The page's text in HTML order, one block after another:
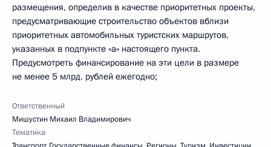
размещения, определив в качестве приоритетных проекты,
предусматривающие строительство объектов вблизи
приоритетных автомобильных туристских маршрутов,
указанных в подпункте «а» настоящего пункта.
Предусмотреть финансирование на эти цели в размере
не менее 5 млрд. рублей ежегодно;
Ответственный
Мишустин Михаил Владимирович
Тематика